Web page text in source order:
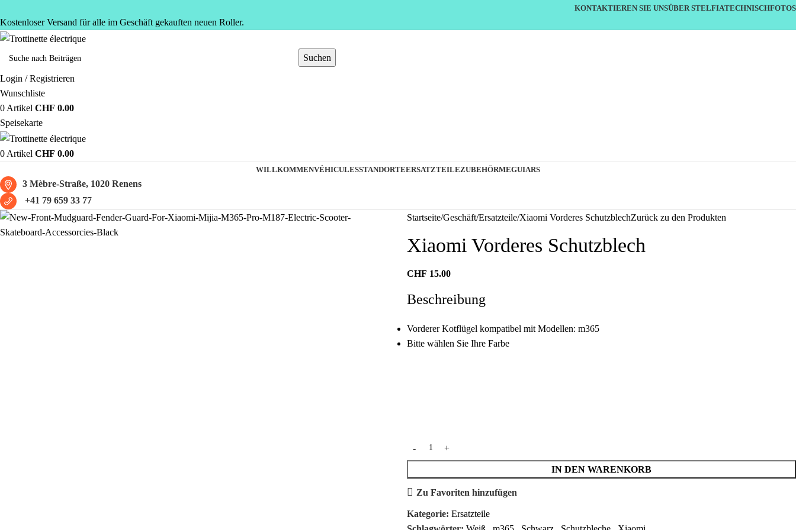
KONTAKTIEREN SIE UNSÜBER STELFIATECHNISCHFOTOS
Kostenloser Versand für alle im Geschäft gekauften neuen Roller.
Suchen
Login / Registrieren
Wunschliste
0 Artikel CHF 0.00
Speisekarte
0 Artikel CHF 0.00
WILLKOMMENVÉHICULESSTANDORTEERSATZTEILEZUBEHÖRMEGUIARS
3 Mèbre-Straße, 1020 Renens
+41 79 659 33 77
Startseite Geschäft Ersatzteile Xiaomi Vorderes SchutzblechZurück zu den Produkten
Xiaomi Vorderes Schutzblech
CHF 15.00
Beschreibung
Vorderer Kotflügel kompatibel mit Modellen: m365
Bitte wählen Sie Ihre Farbe
IN DEN WARENKORB
Zu Favoriten hinzufügen
Kategorie: Ersatzteile